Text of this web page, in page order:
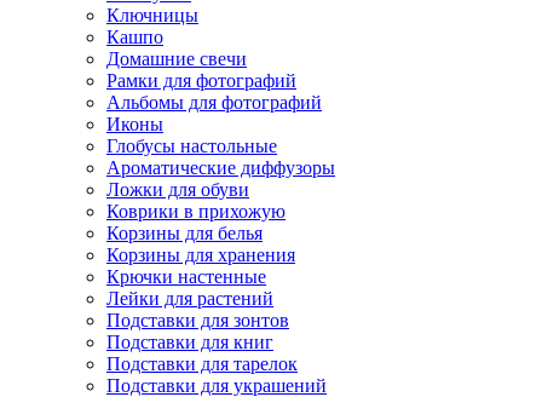
Ключницы
Кашпо
Домашние свечи
Рамки для фотографий
Альбомы для фотографий
Иконы
Глобусы настольные
Ароматические диффузоры
Ложки для обуви
Коврики в прихожую
Корзины для белья
Корзины для хранения
Крючки настенные
Лейки для растений
Подставки для зонтов
Подставки для книг
Подставки для тарелок
Подставки для украшений